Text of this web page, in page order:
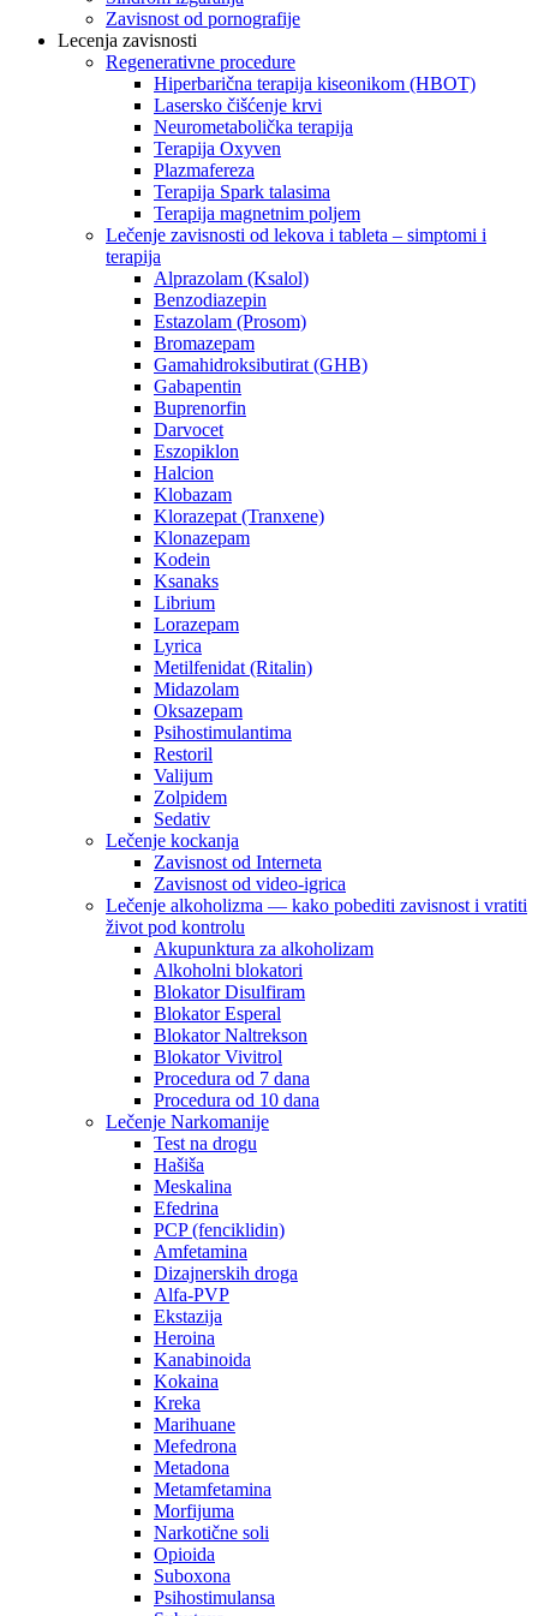
Zavisnost od pornografije
Lecenja zavisnosti
Regenerativne procedure
Hiperbarična terapija kiseonikom (HBOT)
Lasersko čišćenje krvi
Neurometabolička terapija
Terapija Oxyven
Plazmafereza
Terapija Spark talasima
Terapija magnetnim poljem
Lečenje zavisnosti od lekova i tableta – simptomi i
terapija
Alprazolam (Ksalol)
Benzodiazepin
Estazolam (Prosom)
Bromazepam
Gamahidroksibutirat (GHB)
Gabapentin
Buprenorfin
Darvocet
Eszopiklon
Halcion
Klobazam
Klorazepat (Tranxene)
Klonazepam
Kodein
Ksanaks
Librium
Lorazepam
Lyrica
Metilfenidat (Ritalin)
Midazolam
Oksazepam
Psihostimulantima
Restoril
Valijum
Zolpidem
Sedativ
Lečenje kockanja
Zavisnost od Interneta
Zavisnost od video-igrica
Lečenje alkoholizma — kako pobediti zavisnost i vratiti
život pod kontrolu
Akupunktura za alkoholizam
Alkoholni blokatori
Blokator Disulfiram
Blokator Esperal
Blokator Naltrekson
Blokator Vivitrol
Procedura od 7 dana
Procedura od 10 dana
Lečenje Narkomanije
Test na drogu
Hašiša
Meskalina
Efedrina
PCP (fenciklidin)
Amfetamina
Dizajnerskih droga
Alfa-PVP
Ekstazija
Heroina
Kanabinoida
Kokaina
Kreka
Marihuane
Mefedrona
Metadona
Metamfetamina
Morfijuma
Narkotične soli
Opioida
Suboxona
Psihostimulansa